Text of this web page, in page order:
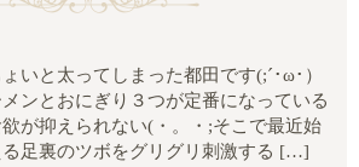
いと太ってしまった都田です(;´･ω･）
ンとおにぎり３つが定番になっている
が抑えられない(・。・;そこで最近始
足裏のツボをグリグリ刺激する […]